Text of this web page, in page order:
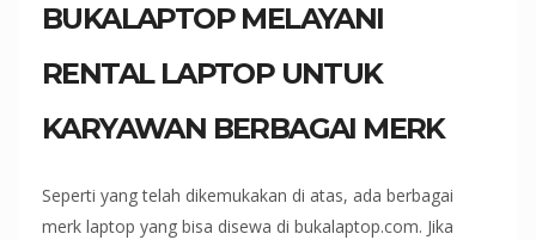
BUKALAPTOP MELAYANI
RENTAL LAPTOP UNTUK
KARYAWAN BERBAGAI MERK
Seperti yang telah dikemukakan di atas, ada berbagai
merk laptop yang bisa disewa di bukalaptop.com. Jika